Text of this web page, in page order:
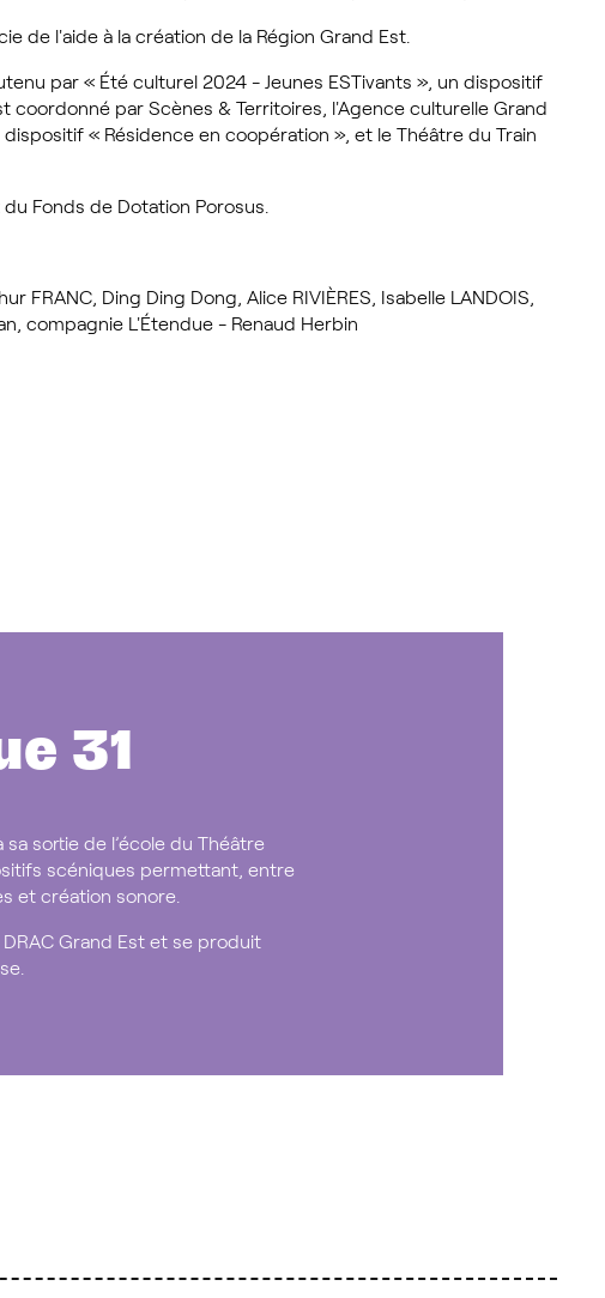
de l'aide à la création de la Région Grand Est.
par« Été culturel 2024 - Jeunes ESTivants» , un dispositif
coordonné par Scènes & Territoires, l'Agence culturelle Grand
dispositif« Résidence en coopération» , et le Théâtre du Train
Fonds de Dotation Porosus.
FRANC, Ding Ding Dong, Alice RIVIÈRES, Isabelle LANDOIS,
compagnie L'Étendue - Renaud Herbin
31
sortie de l’école du Théâtre
scéniques permettant, entre
et création sonore.
Grand Est et se produit